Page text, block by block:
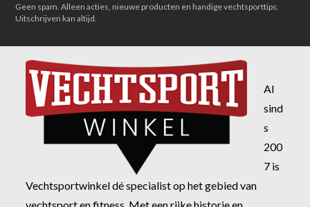
Geen spam. Alleen acties, nieuwe producten en handige vechtsporttips.
Uitschrijven kan altijd.
Al
sind
s
200
7 is
Vechtsportwinkel dé specialist op het gebied van